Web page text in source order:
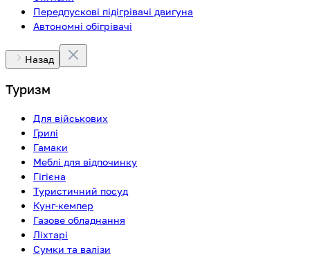
Передпускові підігрівачі двигуна
Автономні обігрівачі
Назад
Туризм
Для військових
Грилі
Гамаки
Меблі для відпочинку
Гігієна
Туристичний посуд
Кунг-кемпер
Газове обладнання
Ліхтарі
Сумки та валізи